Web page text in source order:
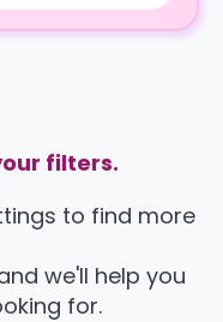
filters.
to find more
we'll help you
for.